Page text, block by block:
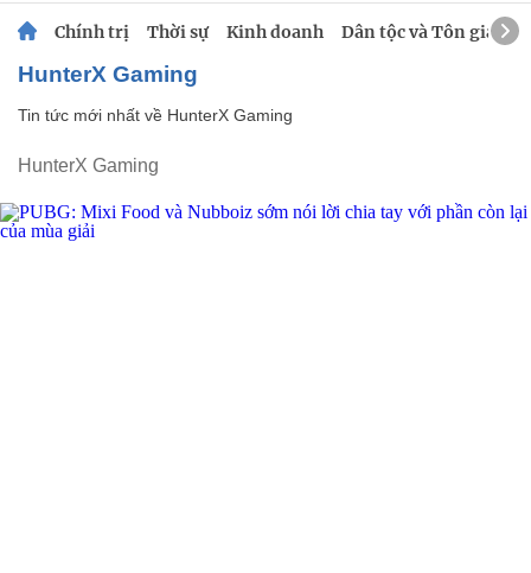
Chính trị Thời sự Kinh doanh Dân tộc và Tôn giáo
HunterX Gaming
Tin tức mới nhất về HunterX Gaming
HunterX Gaming